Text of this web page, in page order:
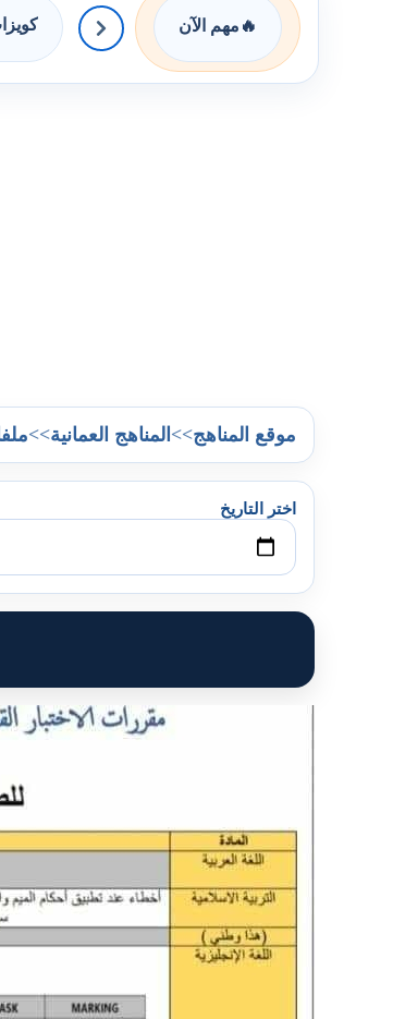
🔥 مهم الآن
موقع المناهج>> المناهج العمانية>>
اختر التاريخ